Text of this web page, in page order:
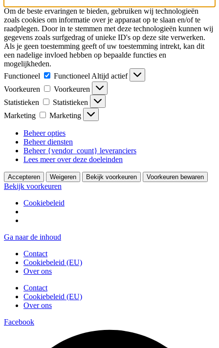
Om de beste ervaringen te bieden, gebruiken wij technologieën
zoals cookies om informatie over je apparaat op te slaan en/of te
raadplegen. Door in te stemmen met deze technologieën kunnen wij
gegevens zoals surfgedrag of unieke ID's op deze site verwerken.
Als je geen toestemming geeft of uw toestemming intrekt, kan dit
een nadelige invloed hebben op bepaalde functies en
mogelijkheden.
Functioneel
Functioneel Altijd actief
Voorkeuren
Voorkeuren
Statistieken
Statistieken
Marketing
Marketing
Beheer opties
Beheer diensten
Beheer {vendor_count} leveranciers
Lees meer over deze doeleinden
Accepteren Weigeren Bekijk voorkeuren Voorkeuren bewaren
Bekijk voorkeuren
Cookiebeleid
Ga naar de inhoud
Contact
Cookiebeleid (EU)
Over ons
Contact
Cookiebeleid (EU)
Over ons
Facebook